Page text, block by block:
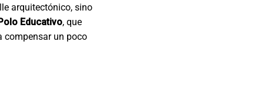
arquitectónico, sino
Educativo, que
compensar un poco